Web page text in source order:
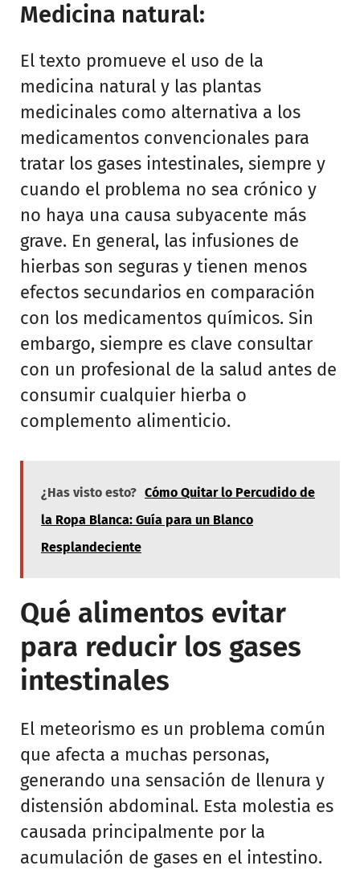
Medicina natural:
El texto promueve el uso de la
medicina natural y las plantas
medicinales como alternativa a los
medicamentos convencionales para
tratar los gases intestinales, siempre y
cuando el problema no sea crónico y
no haya una causa subyacente más
grave. En general, las infusiones de
hierbas son seguras y tienen menos
efectos secundarios en comparación
con los medicamentos químicos. Sin
embargo, siempre es clave consultar
con un profesional de la salud antes de
consumir cualquier hierba o
complemento alimenticio.
¿Has visto esto? Cómo Quitar lo Percudido de
la Ropa Blanca: Guía para un Blanco
Resplandeciente
Qué alimentos evitar
para reducir los gases
intestinales
El meteorismo es un problema común
que afecta a muchas personas,
generando una sensación de llenura y
distensión abdominal. Esta molestia es
causada principalmente por la
acumulación de gases en el intestino.